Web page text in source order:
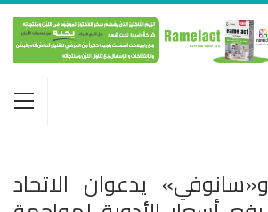
يدعوان الاتحاد